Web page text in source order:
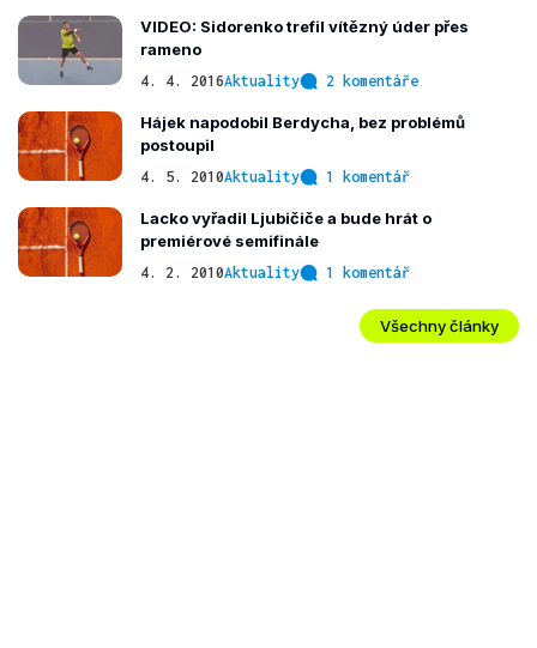
VIDEO: Sidorenko trefil vítězný úder přes
rameno
4. 4. 2016Aktuality 2 komentáře
Hájek napodobil Berdycha, bez problémů
postoupil
4. 5. 2010Aktuality 1 komentář
Lacko vyřadil Ljubičiče a bude hrát o
premiérové semifinále
4. 2. 2010Aktuality 1 komentář
Všechny články